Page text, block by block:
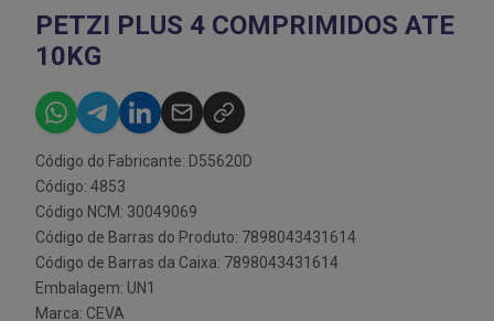
PETZI PLUS 4 COMPRIMIDOS ATE
10KG
Código do Fabricante: D55620D
Código: 4853
Código NCM: 30049069
Código de Barras do Produto: 7898043431614
Código de Barras da Caixa: 7898043431614
Embalagem: UN1
Marca: CEVA